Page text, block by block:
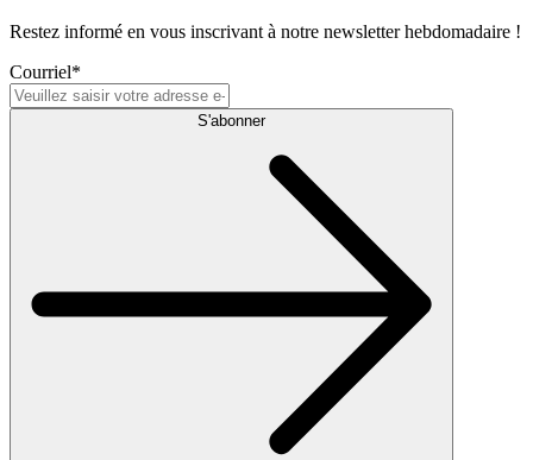
Restez informé en vous inscrivant à notre newsletter hebdomadaire !
Courriel*
S'abonner